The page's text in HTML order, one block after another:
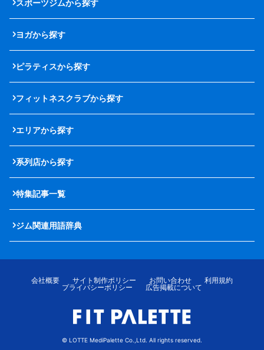
スポーツジムから探す
ヨガから探す
ピラティスから探す
フィットネスクラブから探す
エリアから探す
系列店から探す
特集記事一覧
ジム関連用語辞典
会社概要 サイト制作ポリシー お問い合わせ
利用規約
プライバシーポリシー
広告掲載について
© LOTTE MediPalette Co.,Ltd. All rights reserved.